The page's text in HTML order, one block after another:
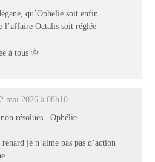
qu’Ophelie soit enfin
l’affaire Octalis soit réglée
à tous 🌞
mai 2026 à 08h10
résolues ..Ophélie
je n’aime pas pas d’action